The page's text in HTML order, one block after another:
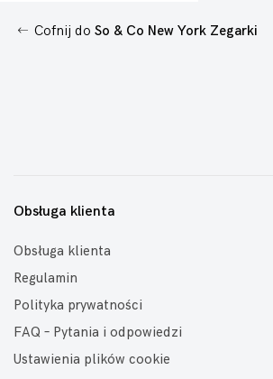
Cofnij do So & Co New York Zegarki
Obsługa klienta
Obsługa klienta
Regulamin
Polityka prywatności
FAQ – Pytania i odpowiedzi
Ustawienia plików cookie